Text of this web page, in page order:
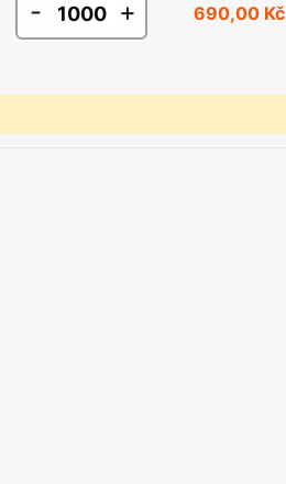
- + 690,00 Kč